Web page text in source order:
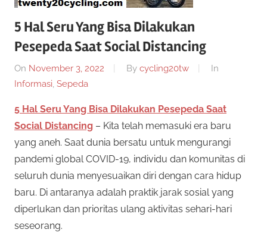
5 Hal Seru Yang Bisa Dilakukan
Pesepeda Saat Social Distancing
On November 3, 2022 By cycling20tw
In
Informasi, Sepeda
5 Hal Seru Yang Bisa Dilakukan Pesepeda Saat
Social Distancing – Kita telah memasuki era baru
yang aneh. Saat dunia bersatu untuk mengurangi
pandemi global COVID-19, individu dan komunitas di
seluruh dunia menyesuaikan diri dengan cara hidup
baru. Di antaranya adalah praktik jarak sosial yang
diperlukan dan prioritas ulang aktivitas sehari-hari
seseorang.